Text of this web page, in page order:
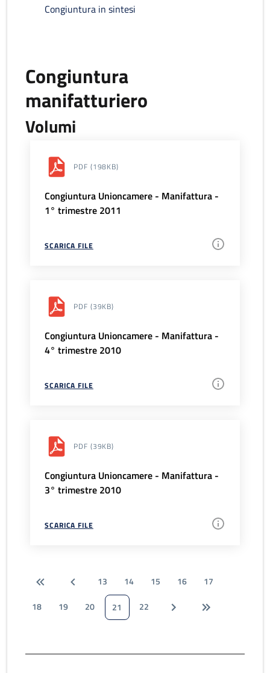
Congiuntura in sintesi
Congiuntura
manifatturiero
Volumi
PDF (198KB)
Congiuntura Unioncamere - Manifattura -
1° trimestre 2011
SCARICA FILE
PDF (39KB)
Congiuntura Unioncamere - Manifattura -
4° trimestre 2010
SCARICA FILE
PDF (39KB)
Congiuntura Unioncamere - Manifattura -
3° trimestre 2010
SCARICA FILE
13 14 15 16
17
18
19 20 21 22